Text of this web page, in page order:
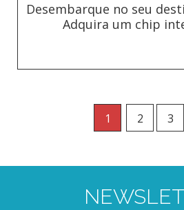
Desembarque no seu
Adquira um chip
1 2 3